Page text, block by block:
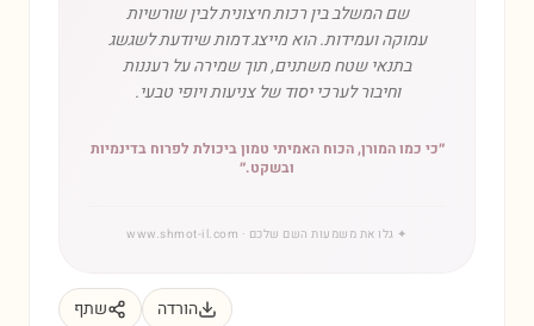
שם המשלב בין רכות חיצונית לבין שורשיות
עמוקה ועמידות. הוא מייצג דמות שיודעת לשגשג
בתנאי שטח משתנים, תוך שמירה על רעננות
וחיבור לערכי יסוד של צניעות ויופי טבעי.
״כי כמו המורן, הכוח האמיתי טמון ביכולת לפרוח בדינמיות
ובשקט.״
✦ גלו את משמעות השם שלכם · www.shmot-il.com
הורדה שתף